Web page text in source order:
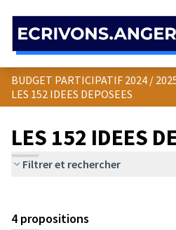
BUDGET PARTICIPATIF 2024 /
LES 152 IDEES DEPOSEES
LES 152 IDEES
Filtrer et rechercher
4 propositions